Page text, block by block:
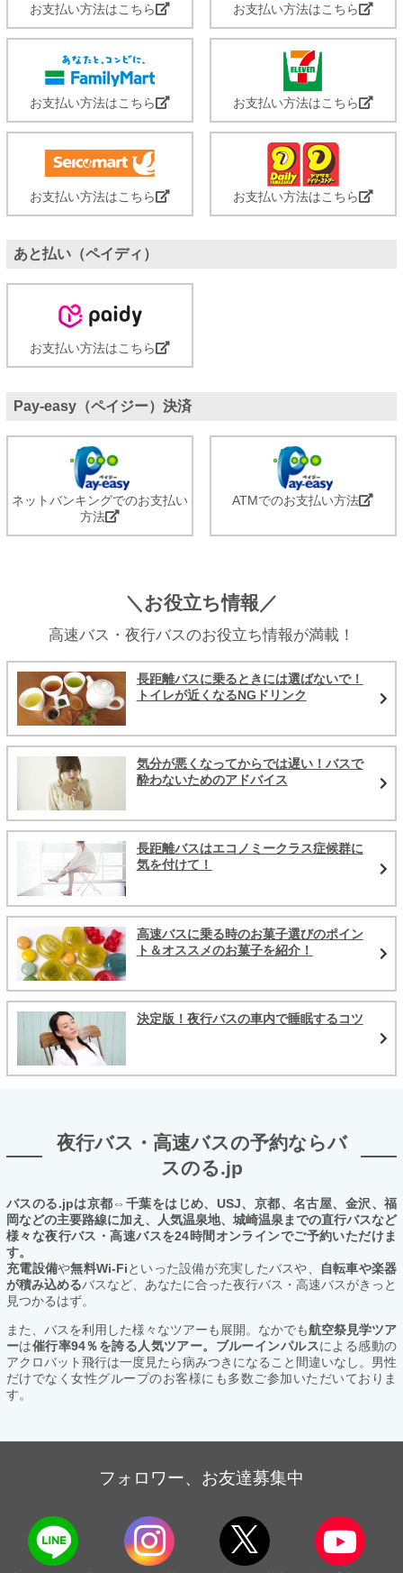
お支払い方法はこちら お支払い方法はこちら
お支払い方法はこちら お支払い方法はこちら
お支払い方法はこちら お支払い方法はこちら
あと払い（ペイディ）
お支払い方法はこちら
Pay-easy（ペイジー）決済
ネットバンキングでのお支払い
方法
ATMでのお支払い方法
＼お役立ち情報／
高速バス・夜行バスのお役立ち情報が満載！
長距離バスに乗るときには選ばないで！
トイレが近くなるNGドリンク
気分が悪くなってからでは遅い！バスで
酔わないためのアドバイス
長距離バスはエコノミークラス症候群に
気を付けて！
高速バスに乗る時のお菓子選びのポイン
ト＆オススメのお菓子を紹介！
決定版！夜行バスの車内で睡眠するコツ
夜行バス・高速バスの予約ならバ
スのる.jp
バスのる.jpは京都⇔千葉をはじめ、USJ、京都、名古屋、金沢、福
岡などの主要路線に加え、人気温泉地、城崎温泉までの直行バスなど
様々な夜行バス・高速バスを24時間オンラインでご予約いただけま
す。
充電設備や無料Wi-Fiといった設備が充実したバスや、
自転車や楽器
が積み込めるバスなど、あなたに合った夜行バス・高速バスがきっと
見つかるはず。
また、バスを利用した様々なツアーも展開。なかでも航空祭見学ツア
ーは催行率94％を誇る人気ツアー。ブルーインパルスによる感動の
アクロバット飛行は一度見たら病みつきになること間違いなし。男性
だけでなく女性グループのお客様にも多数ご参加いただいておりま
す。
フォロワー、お友達募集中